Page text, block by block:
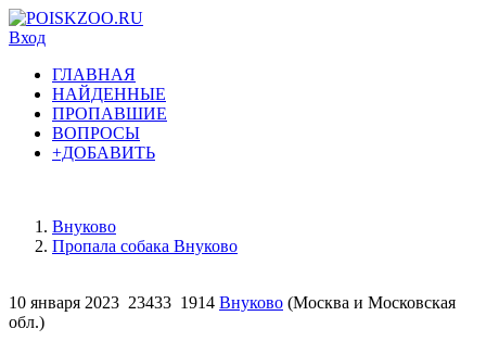
Вход
ГЛАВНАЯ
НАЙДЕННЫЕ
ПРОПАВШИЕ
ВОПРОСЫ
+ДОБАВИТЬ
Внуково
Пропала собака Внуково
10 января 2023 23433 1914 Внуково (Москва и Московская
обл.)